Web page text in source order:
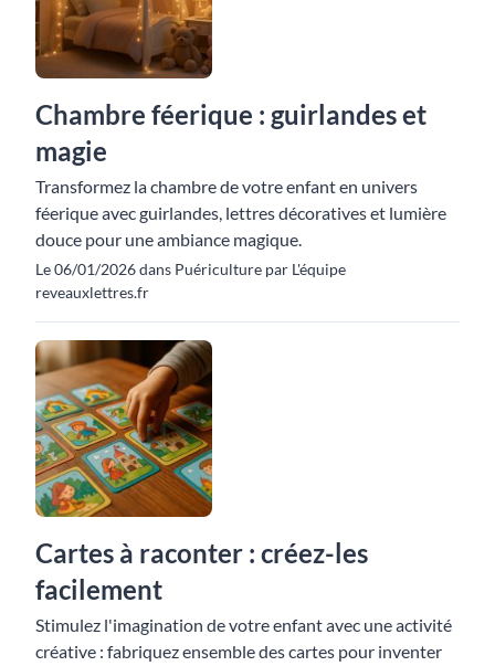
Chambre féerique : guirlandes et
magie
Transformez la chambre de votre enfant en univers
féerique avec guirlandes, lettres décoratives et lumière
douce pour une ambiance magique.
Le 06/01/2026 dans Puériculture par L'équipe
reveauxlettres.fr
Cartes à raconter : créez-les
facilement
Stimulez l'imagination de votre enfant avec une activité
créative : fabriquez ensemble des cartes pour inventer